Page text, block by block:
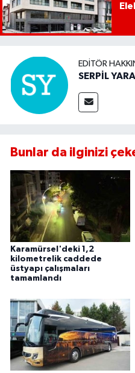
EDITÖR
SERPİL
Bunlar da ilginizi
Karamürsel'deki 1,2
kilometrelik caddede
üstyapı çalışmaları
tamamlandı